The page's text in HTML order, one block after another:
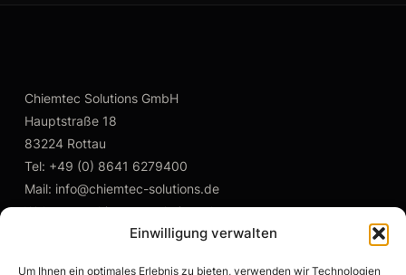
Einwilligung verwalten
Um Ihnen ein optimales Erlebnis zu bieten, verwenden wir Technologien
Chiemtec Solutions GmbH
Hauptstraße 18
83224 Rottau
Tel: +49 (0) 8641 6279400
Mail: info@chiemtec-solutions.de
Web: www.chiemtec-solutions.de